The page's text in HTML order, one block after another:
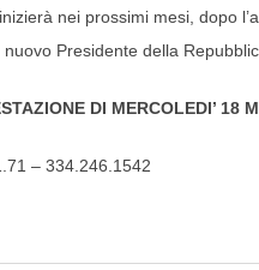
nei prossimi mesi, dopo
Presidente della
DI MERCOLEDI’ 18
– 334.246.1542